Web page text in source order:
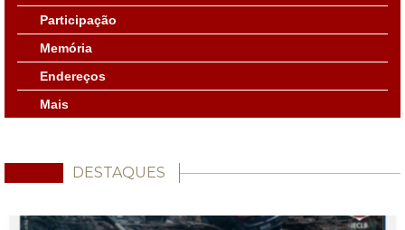
Participação
Memória
Endereços
Mais
DESTAQUES